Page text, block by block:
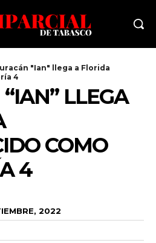
"Ian" llega a Florida
4
LLEGA
COMO
4
2022